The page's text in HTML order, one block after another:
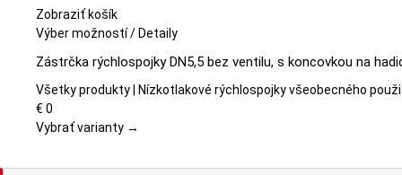
Zobraziť košík
Výber možnostíTento
má
viacero
Možnosti
môžete
/Detaily
Zástrčka rýchlospojky DN5,5 bez ventilu, s koncovkou na
Všetky produkty | Nízkotlakové rýchlospojky všeobecného
€ 0
Vybrať varianty →